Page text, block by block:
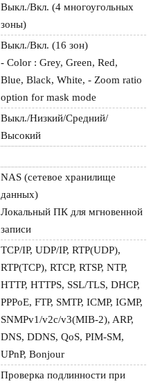
Выкл./Вкл. (4 многоугольных
зоны)
Выкл./Вкл. (16 зон)
- Color : Grey, Green, Red,
Blue, Black, White, - Zoom ratio
option for mask mode
Выкл./Низкий/Средний/
Высокий
NAS (сетевое хранилище
данных)
Локальный ПК для мгновенной
записи
TCP/IP, UDP/IP, RTP(UDP),
RTP(TCP), RTCP, RTSP, NTP,
HTTP, HTTPS, SSL/TLS, DHCP,
PPPoE, FTP, SMTP, ICMP, IGMP,
SNMPv1/v2c/v3(MIB-2), ARP,
DNS, DDNS, QoS, PIM-SM,
UPnP, Bonjour
Проверка подлинности при